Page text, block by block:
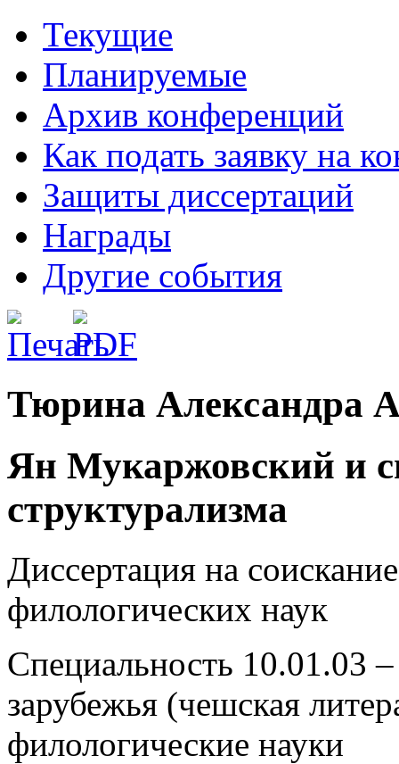
Текущие
Планируемые
Архив конференций
Как подать заявку на
Защиты диссертаций
Награды
Другие события
Тюрина Александра
Ян Мукаржовский и
структурализма
Диссертация на
филологических наук
Специальность 10.01.03
зарубежья (чешская
филологические науки